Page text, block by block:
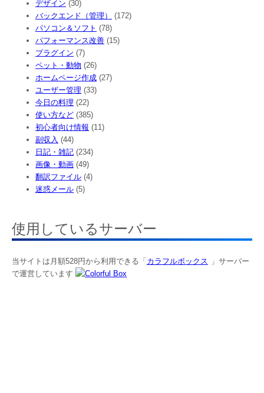
デザイン (30)
バックエンド（管理）
(172)
パソコン＆ソフト (78)
パフォーマンス改善 (15)
プラグイン (7)
ペット・動物 (26)
ホームページ作成 (27)
ユーザー管理 (33)
今日の料理 (22)
使い方など (385)
初心者向け情報 (11)
副収入 (44)
日記・雑記 (234)
画像・動画 (49)
翻訳ファイル (4)
迷惑メール (5)
使用しているサーバー
当サイトは月額528円から利用できる「 カラフルボックス
」サーバー
で運営しています